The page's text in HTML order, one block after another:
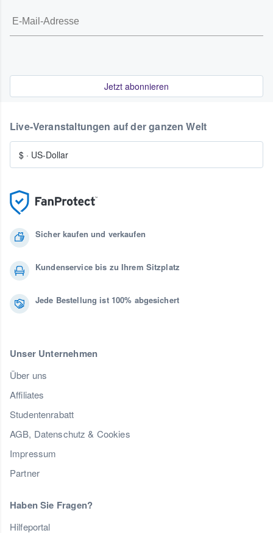
Jetzt abonnieren
Sicher kaufen und verkaufen
Kundenservice bis zu Ihrem Sitzplatz
Jede Bestellung ist 100% abgesichert
Unser Unternehmen
Über uns
Affiliates
Studentenrabatt
AGB, Datenschutz & Cookies
Impressum
Partner
Haben Sie Fragen?
Hilfeportal
Live-Veranstaltungen auf der ganzen Welt
$ · US-Dollar